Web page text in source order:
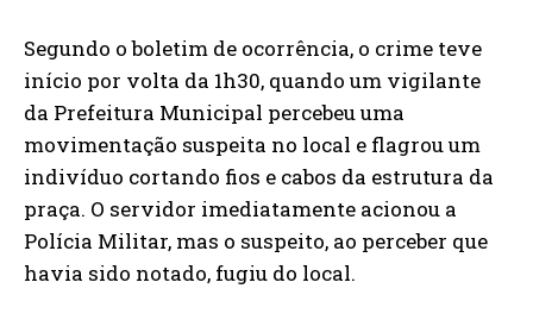
Segundo o boletim de ocorrência, o crime teve
início por volta da 1h30, quando um vigilante
da Prefeitura Municipal percebeu uma
movimentação suspeita no local e flagrou um
indivíduo cortando fios e cabos da estrutura da
praça. O servidor imediatamente acionou a
Polícia Militar, mas o suspeito, ao perceber que
havia sido notado, fugiu do local.